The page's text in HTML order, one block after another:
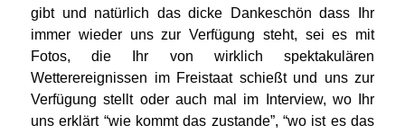
gibt und natürlich das dicke Dankeschön dass Ihr
immer wieder uns zur Verfügung steht, sei es mit
Fotos, die Ihr von wirklich spektakulären
Wetterereignissen im Freistaat schießt und uns zur
Verfügung stellt oder auch mal im Interview, wo Ihr
uns erklärt “wie kommt das zustande”, “wo ist es das